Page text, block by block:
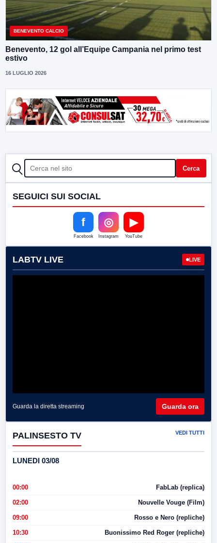
BENEVENTO CALCIO
Benevento, 12 gol all’Equipe Campania nel primo test
estivo
16 LUGLIO 2026
CERCA Cerca
SEGUICI SUI SOCIAL
f
Facebook
◎
Instagram
▶
YouTube
LABTV LIVE LIVE
Guarda la diretta streaming Guarda ora
PALINSESTO TV VEDI TUTTI
LUNEDI 03/08
00:00 FabLab (replica)
02:00 Nouvelle Vouge (Film)
09:00 Rosso e Nero (repliche)
10:30 Buonissimo Red Roger (repliche)